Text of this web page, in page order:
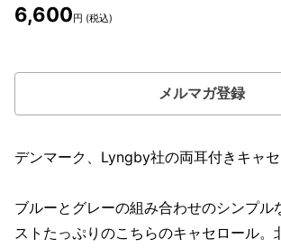
6,600円 (税込)
メルマガ登録
デンマーク、Lyngby社の両耳付きキャセ
ブルーとグレーの組み合わせのシンプル
ストたっぷりのこちらのキャセロール。